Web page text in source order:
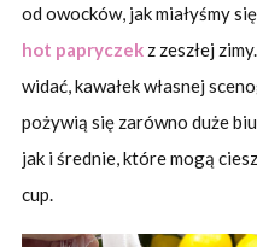
od owocków, jak miałyśmy
hot papryczekz zeszłej
widać, kawałek własnej
pożywią się zarówno duże
jak i średnie, które mogą
cup.